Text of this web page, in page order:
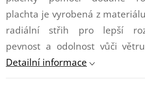
plachta je vyrobená z
radiální střih pro lepší
pevnost a odolnost vůči
Detailní informace